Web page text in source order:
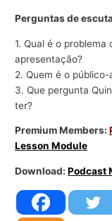
Perguntas de
1. Qual é o
apresentação?
2. Quem é o
3. Que pergunta
ter?
Premium Members:
Lesson Module
Download:Podcast